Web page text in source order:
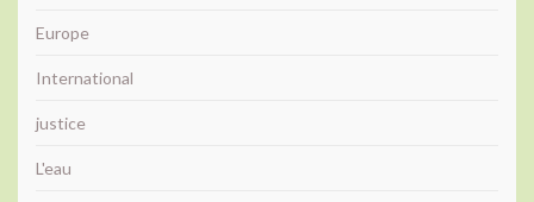
Europe
International
justice
L'eau